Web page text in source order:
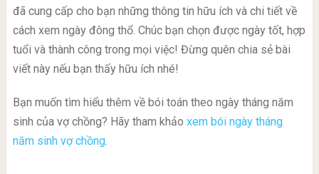
đã cung cấp cho bạn những thông tin hữu ích và chi tiết về
cách xem ngày đông thổ. Chúc bạn chọn được ngày tốt, hợp
tuổi và thành công trong mọi việc! Đừng quên chia sẻ bài
viết này nếu bạn thấy hữu ích nhé!
Bạn muốn tìm hiểu thêm về bói toán theo ngày tháng năm
sinh của vợ chồng? Hãy tham khảo xem bói ngày tháng
năm sinh vợ chồng.